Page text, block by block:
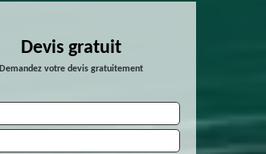
Devis gratuit
Demandez votre devis gratuitement